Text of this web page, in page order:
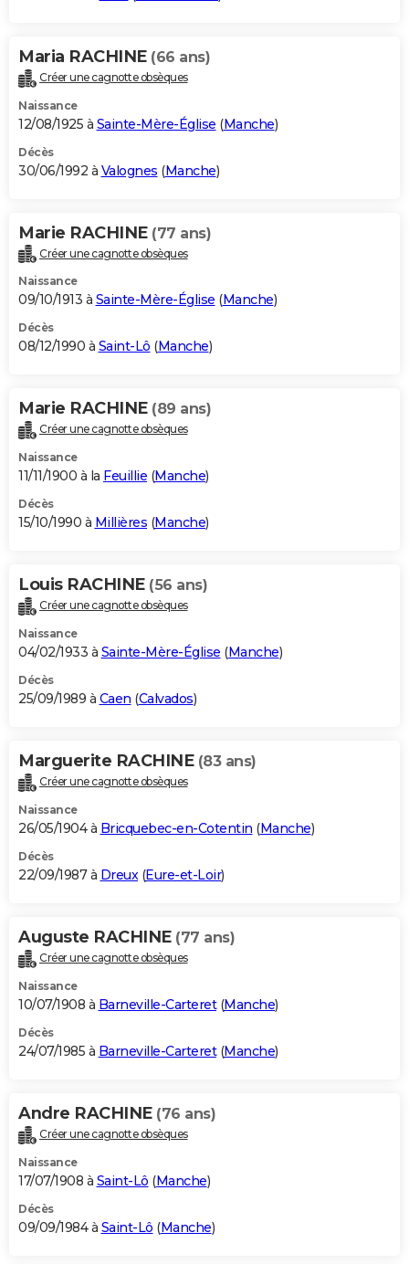
Maria RACHINE (66 ans)
Créer une cagnotte obsèques
Naissance
12/08/1925 à Sainte-Mère-Église (Manche)
Décès
30/06/1992 à Valognes (Manche)
Marie RACHINE (77 ans)
Créer une cagnotte obsèques
Naissance
09/10/1913 à Sainte-Mère-Église (Manche)
Décès
08/12/1990 à Saint-Lô (Manche)
Marie RACHINE (89 ans)
Créer une cagnotte obsèques
Naissance
11/11/1900 à la Feuillie (Manche)
Décès
15/10/1990 à Millières (Manche)
Louis RACHINE (56 ans)
Créer une cagnotte obsèques
Naissance
04/02/1933 à Sainte-Mère-Église (Manche)
Décès
25/09/1989 à Caen (Calvados)
Marguerite RACHINE (83 ans)
Créer une cagnotte obsèques
Naissance
26/05/1904 à Bricquebec-en-Cotentin (Manche)
Décès
22/09/1987 à Dreux(Eure-et-Loir)
Auguste RACHINE (77 ans)
Créer une cagnotte obsèques
Naissance
10/07/1908 à Barneville-Carteret(Manche)
Décès
24/07/1985 à Barneville-Carteret(Manche)
Andre RACHINE (76 ans)
Créer une cagnotte obsèques
Naissance
17/07/1908 à Saint-Lô (Manche)
Décès
09/09/1984 à Saint-Lô (Manche)